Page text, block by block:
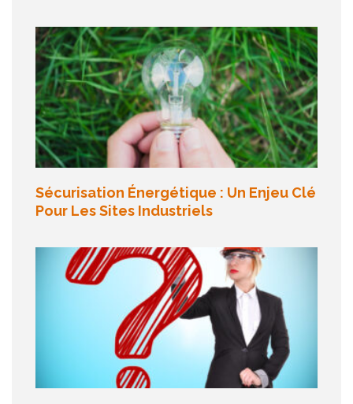
Sécurisation Énergétique : Un Enjeu Clé
Pour Les Sites Industriels